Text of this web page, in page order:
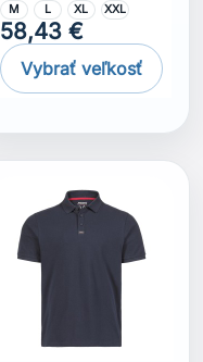
M L XL XXL
58,43 €
Vybrať veľkosť